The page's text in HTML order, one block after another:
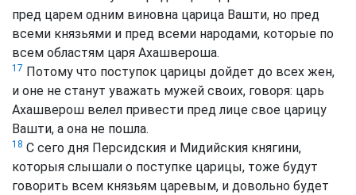
пред царем одним виновна царица Вашти, но пред
всеми князьями и пред всеми народами, которые по
всем областям царя Ахашвероша.
17 Потому что поступок царицы дойдет до всех жен,
и оне не станут уважать мужей своих, говоря: царь
Ахашверош велел привести пред лице свое царицу
Вашти, а она не пошла.
18 С сего дня Персидския и Мидийския княгини,
которыя слышали о поступке царицы, тоже будут
говорить всем князьям царевым, и довольно будет